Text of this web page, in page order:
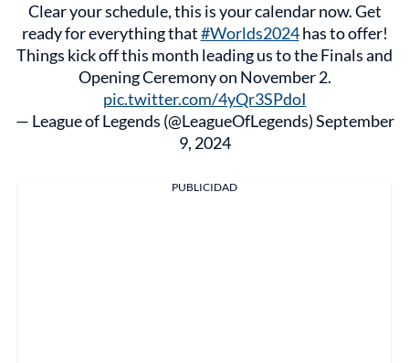
Clear your schedule, this is your calendar now. Get
ready for everything that#Worlds2024has to offer!
Things kick off this month leading us to the Finals and
Opening Ceremony on November 2.
pic.twitter.com/4yQr3SPdoI
— League of Legends (@LeagueOfLegends)September
9, 2024
PUBLICIDAD